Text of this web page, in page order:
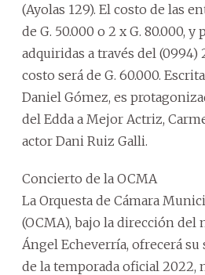
(Ayolas 129). El costo de las
de G. 50.000 o 2 x G. 80.000, y
adquiridas a través del (0994)
costo será de G. 60.000.
Daniel Gómez, es
del Edda a Mejor Actriz,
actor Dani Ruiz Galli.
Concierto de la OCMA
La Orquesta de Cámara
(OCMA), bajo la dirección del
Ángel Echeverría, ofrecerá
de la temporada oficial 2022,